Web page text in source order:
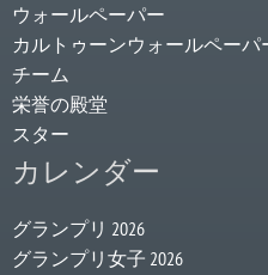
ウォールペーパー
カルトゥーンウォールペーパ
チーム
栄誉の殿堂
スター
カレンダー
グランプリ 2026
グランプリ女子 2026